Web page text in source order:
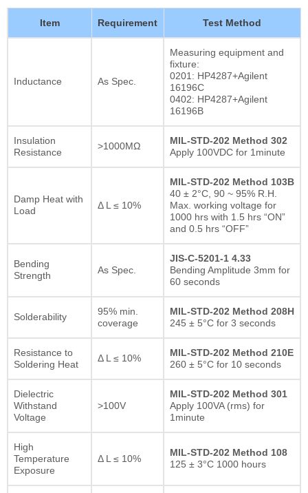
Item Requirement Test Method
Inductance As Spec.
Measuring equipment and
fixture:
0201: HP4287+Agilent
16196C
0402: HP4287+Agilent
16196B
Insulation
Resistance
>1000MΩ
MIL-STD-202 Method 302
Apply 100VDC for 1minute
Damp Heat with
Load
Δ L ≤ 10%
MIL-STD-202 Method 103B
40 ± 2°C, 90 ~ 95% R.H.
Max. working voltage for
1000 hrs with 1.5 hrs “ON”
and 0.5 hrs “OFF”
Bending
Strength
As Spec.
JIS-C-5201-1 4.33
Bending Amplitude 3mm for
60 seconds
Solderability
95% min.
coverage
MIL-STD-202 Method 208H
245 ± 5°C for 3 seconds
Resistance to
Soldering Heat
Δ L ≤ 10%
MIL-STD-202 Method 210E
260 ± 5°C for 10 seconds
Dielectric
Withstand
Voltage
>100V
MIL-STD-202 Method 301
Apply 100VA (rms) for
1minute
High
Temperature
Exposure
Δ L ≤ 10%
MIL-STD-202 Method 108
125 ± 3°C 1000 hours